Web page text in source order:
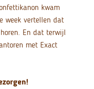
kwam
week vertellen dat
En dat terwijl
met Exact